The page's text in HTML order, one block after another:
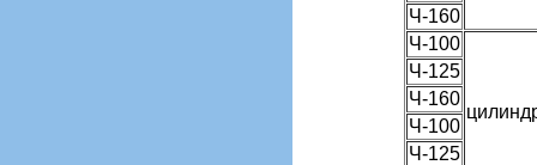
Ч-160
Ч-100
Ч-125
Ч-160
Ч-100
Ч-125